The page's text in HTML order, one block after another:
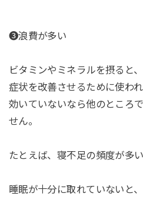
❸浪費が多い
ビタミンやミネラルを摂ると
症状を改善させるために使わ
効いていないなら他のところ
せん。
たとえば、寝不足の頻度が多い
睡眠が十分に取れていないと